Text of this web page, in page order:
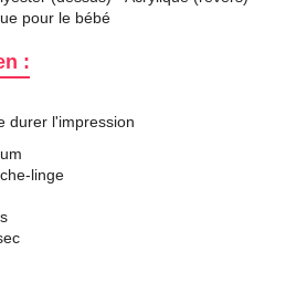
pour le bébé
:
durer l'impression
linge